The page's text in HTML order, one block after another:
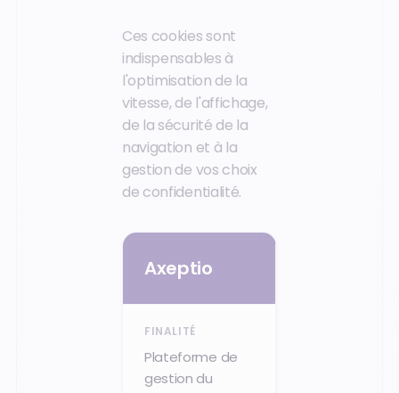
Ces cookies sont
indispensables à
l'optimisation de la
vitesse, de l'affichage,
de la sécurité de la
navigation et à la
gestion de vos choix
de confidentialité.
Axeptio
Plateforme de
gestion du